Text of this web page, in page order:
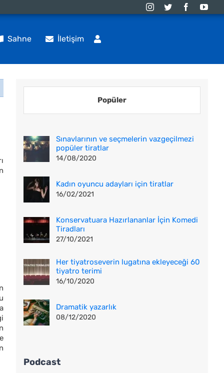
Sahne İletişim
Popüler
Sınavlarının ve seçmelerin vazgeçilmezi
popüler tiratlar
14/08/2020
Kadın oyuncu adayları için tiratlar
16/02/2021
Konservatuara Hazırlananlar İçin Komedi
Tiradları
27/10/2021
Her tiyatroseverin lugatına ekleyeceği 60
tiyatro terimi
16/10/2020
Dramatik yazarlık
08/12/2020
Podcast